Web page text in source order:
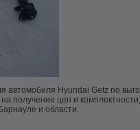
автомобиля Hyundai Getz по
получение цен и
и области.